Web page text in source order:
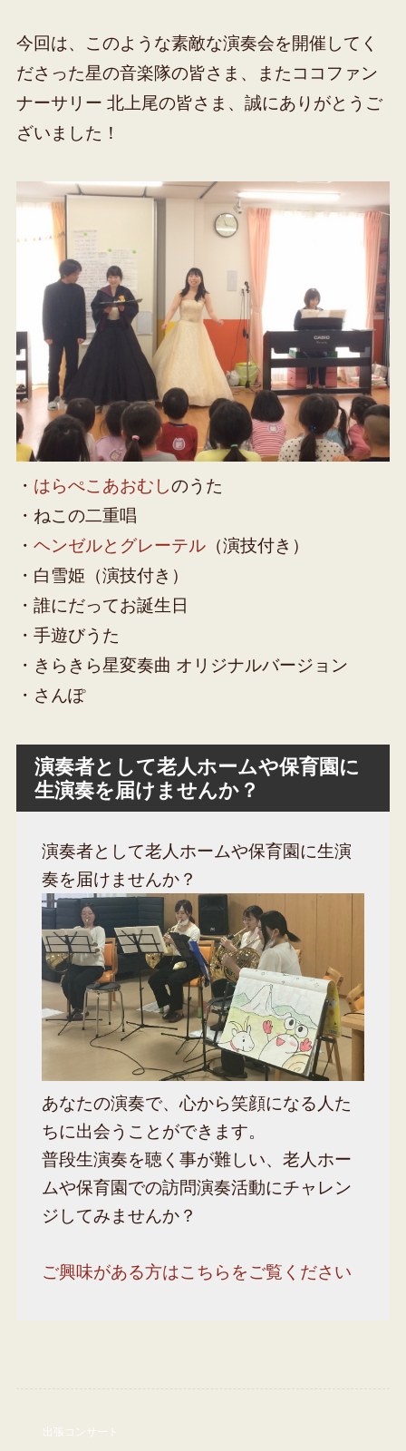
今回は、このような素敵な演奏会を開催してく
ださった星の音楽隊の皆さま、またココファン
ナーサリー 北上尾の皆さま、誠にありがとうご
ざいました！
・ はらぺこあおむしのうた
・ねこの二重唱
・ ヘンゼルとグレーテル（演技付き）
・白雪姫（演技付き）
・誰にだってお誕生日
・手遊びうた
・きらきら星変奏曲 オリジナルバージョン
・さんぽ
演奏者として老人ホームや保育園に
生演奏を届けませんか？
演奏者として老人ホームや保育園に生演
奏を届けませんか？
あなたの演奏で、心から笑顔になる人た
ちに出会うことができます。
普段生演奏を聴く事が難しい、老人ホー
ムや保育園での訪問演奏活動にチャレン
ジしてみませんか？
ご興味がある方はこちらをご覧ください
出張コンサート